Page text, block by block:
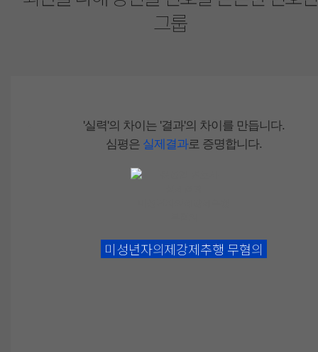
그룹
'실력'의 차이는 '결과'의 차이를 만듭니다.
심평은 실제결과로 증명합니다.
미성년자의제강제추행 무혐의